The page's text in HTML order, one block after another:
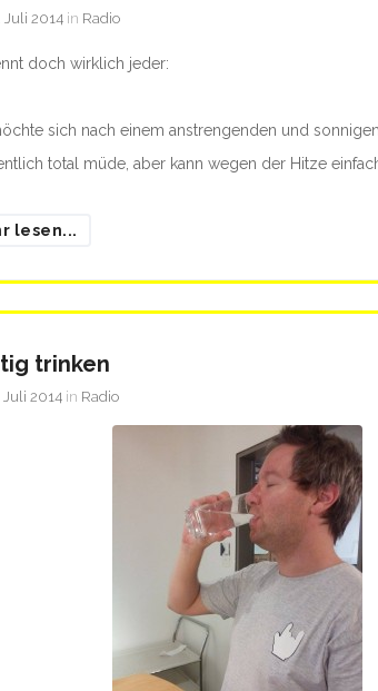
Juli 2014 in Radio
doch wirklich jeder:
sich nach einem anstrengenden und
total müde, aber kann wegen der Hitze
lesen...
trinken
Juli 2014 in Radio